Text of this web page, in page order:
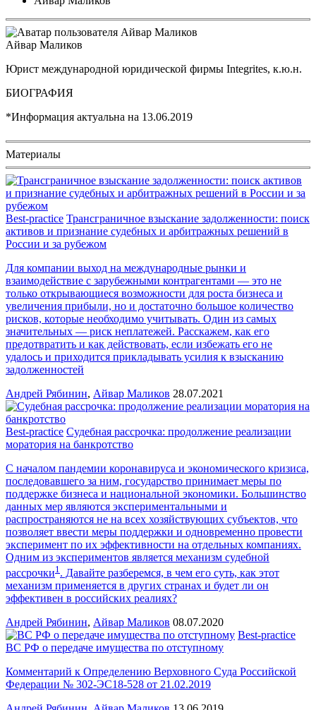
Айвар Маликов
Юрист международной юридической фирмы Integrites, к.ю.н.
БИОГРАФИЯ
*Информация актуальна на 13.06.2019
Материалы
Best-practice Трансграничное взыскание задолженности: поиск
активов и признание судебных и арбитражных решений в
России и за рубежом
Для компании выход на международные рынки и
взаимодействие с зарубежными контрагентами — это не
только открывающиеся возможности для роста бизнеса и
увеличения прибыли, но и достаточно большое количество
рисков, которые необходимо учитывать. Один из самых
значительных — риск неплатежей. Расскажем, как его
предотвратить и как действовать, если избежать его не
удалось и приходится прикладывать усилия к взысканию
задолженностей
Андрей Рябинин, Айвар Маликов 28.07.2021
Best-practice Судебная рассрочка: продолжение реализации
моратория на банкротство
С началом пандемии коронавируса и экономического кризиса,
последовавшего за ним, государство принимает меры по
поддержке бизнеса и национальной экономики. Большинство
данных мер являются экспериментальными и
распространяются не на всех хозяйствующих субъектов, что
позволяет ввести меры поддержки и одновременно провести
эксперимент по их эффективности на отдельных компаниях.
Одним из экспериментов является механизм судебной
рассрочки1 . Давайте разберемся, в чем его суть, как этот
механизм применяется в других странах и будет ли он
эффективен в российских реалиях?
Андрей Рябинин, Айвар Маликов 08.07.2020
Best-practice
ВС РФ о передаче имущества по отступному
Комментарий к Определению Верховного Суда Российской
Федерации № 302-ЭС18-528 от 21.02.2019